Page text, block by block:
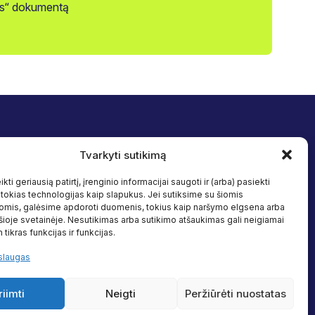
Tvarkyti sutikimą
geriausią patirtį, įrenginio informacijai saugoti ir (arba) pasiekti
technologijas kaip slapukus. Jei sutiksime su šiomis
galėsime apdoroti duomenis, tokius kaip naršymo elgsena arba
svetainėje. Nesutikimas arba sutikimo atšaukimas gali neigiamai
tikras funkcijas ir funkcijas.
Neigti Peržiūrėti nuostatas
dokumentą
Sekite mus
Linkedin